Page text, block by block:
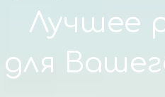
Лучшее
для